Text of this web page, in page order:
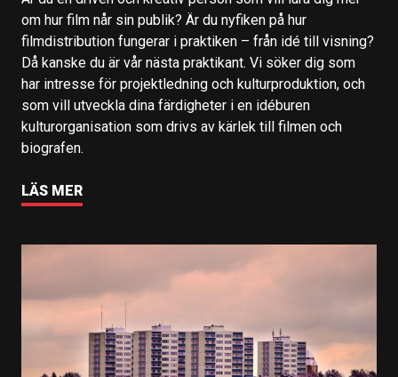
om hur film når sin publik? Är du nyfiken på hur
filmdistribution fungerar i praktiken – från idé till visning?
Då kanske du är vår nästa praktikant. Vi söker dig som
har intresse för projektledning och kulturproduktion, och
som vill utveckla dina färdigheter i en idéburen
kulturorganisation som drivs av kärlek till filmen och
biografen.
LÄS MER